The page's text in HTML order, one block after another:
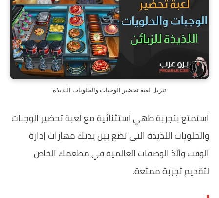
تنزيل لعبة تحضير الوجبات والحلويات اللذيذة
استمتع بتجربة طهي استثنائية مع لعبة تحضير الوجبات
والحلويات اللذيذة التي تضع بين يديك مهارات إدارة
الوقت وألذ الوصفات العالمية في مطعمك الخاص
لتقديم تجربة ممتعة.